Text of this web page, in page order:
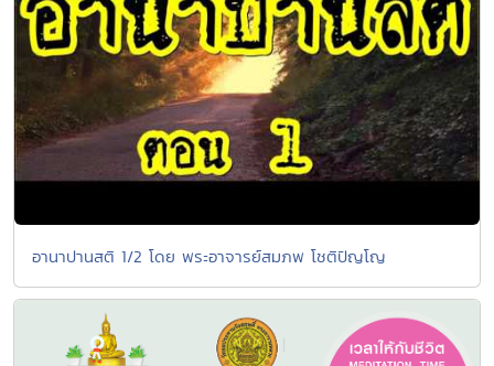
อานาปานสติ 1/2 โดย พระอาจารย์สมภพ โชติปัญโญ